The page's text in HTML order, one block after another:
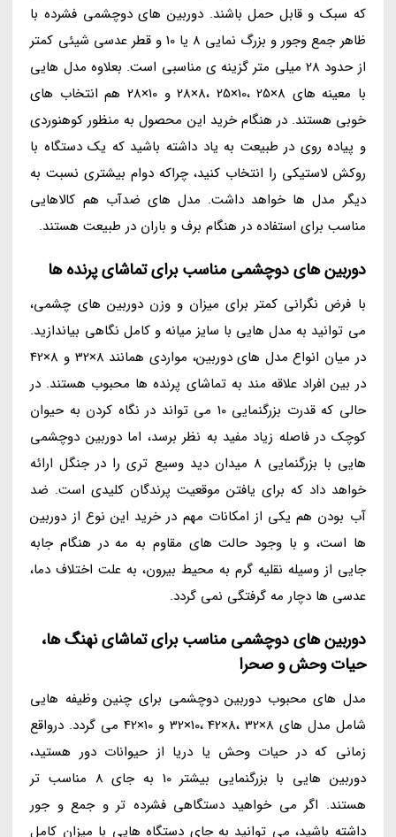
که سبک و قابل حمل باشند. دوربین های دوچشمی فشرده با
ظاهر جمع وجور و بزرگ نمایی 8 یا 10 و قطر عدسی شیئی کمتر
از حدود 28 میلی متر گزینه ی مناسبی است. بعلاوه مدل هایی
با معینه های 8×25 ،10×25 ،8×28 و 10×28 هم انتخاب های
خوبی هستند. در هنگام خرید این محصول به منظور کوهنوردی
و پیاده روی در طبیعت به یاد داشته باشید که یک دستگاه با
روکش لاستیکی را انتخاب کنید، چراکه دوام بیشتری نسبت به
دیگر مدل ها خواهد داشت. مدل های ضدآب هم کالاهایی
مناسب برای استفاده در هنگام برف و باران در طبیعت هستند.
دوربین های دوچشمی مناسب برای تماشای پرنده ها
با فرض نگرانی کمتر برای میزان و وزن دوربین های چشمی،
می توانید به مدل هایی با سایز میانه و کامل نگاهی بیاندازید.
در میان انواع مدل های دوربین، مواردی همانند 8×32 و 8×42
در بین افراد علاقه مند به تماشای پرنده ها محبوب هستند. در
حالی که قدرت بزرگنمایی 10 می تواند در نگاه کردن به حیوان
کوچک در فاصله زیاد مفید به نظر برسد، اما دوربین دوچشمی
هایی با بزرگنمایی 8 میدان دید وسیع تری را در جنگل ارائه
خواهد داد که برای یافتن موقعیت پرندگان کلیدی است. ضد
آب بودن هم یکی از امکانات مهم در خرید این نوع از دوربین
ها است، و با وجود حالت های مقاوم به مه در هنگام جابه
جایی از وسیله نقلیه گرم به محیط بیرون، به علت اختلاف دما،
عدسی ها دچار مه گرفتگی نمی گردد.
دوربین های دوچشمی مناسب برای تماشای نهنگ ها،
حیات وحش و صحرا
مدل های محبوب دوربین دوچشمی برای چنین وظیفه هایی
شامل مدل های 8×32 ،8×42 ،10×32 و 10×42 می گردد. درواقع
زمانی که در حیات وحش یا دریا از حیوانات دور هستید،
دوربین هایی با بزرگنمایی بیشتر 10 به جای 8 مناسب تر
هستند. اگر می خواهید دستگاهی فشرده تر و جمع و جور
داشته باشید، می توانید به جای دستگاه هایی با میزان کامل